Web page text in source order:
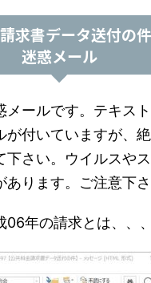
請求書データ送付の
迷惑メール
メールです。テキス
が付いていますが、
下さい。ウイルスや
ります。ご注意下さ
年の請求とは、、、